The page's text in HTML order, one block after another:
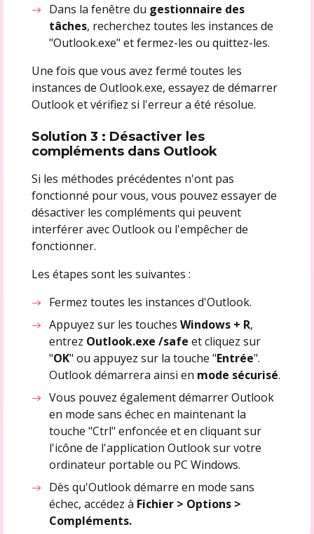
Dans la fenêtre du gestionnaire des
tâches, recherchez toutes les instances de
"Outlook.exe" et fermez-les ou quittez-les.
Une fois que vous avez fermé toutes les
instances de Outlook.exe, essayez de démarrer
Outlook et vérifiez si l'erreur a été résolue.
Solution 3 : Désactiver les
compléments dans Outlook
Si les méthodes précédentes n'ont pas
fonctionné pour vous, vous pouvez essayer de
désactiver les compléments qui peuvent
interférer avec Outlook ou l'empêcher de
fonctionner.
Les étapes sont les suivantes :
Fermez toutes les instances d'Outlook.
Appuyez sur les touchesWindows + R,
entrez Outlook.exe /safeet cliquez sur
"OK" ou appuyez sur la touche "Entrée".
Outlook démarrera ainsi en mode sécurisé.
Vous pouvez également démarrer Outlook
en mode sans échec en maintenant la
touche "Ctrl" enfoncée et en cliquant sur
l'icône de l'application Outlook sur votre
ordinateur portable ou PC Windows.
Dès qu'Outlook démarre en mode sans
échec, accédez à Fichier > Options >
Compléments.